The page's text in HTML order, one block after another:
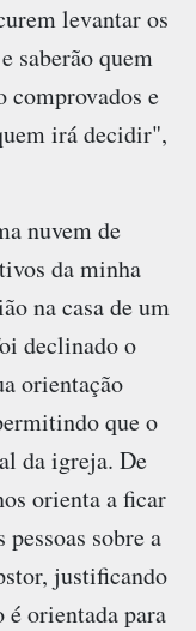
levantar os
saberão quem
comprovados e
irá decidir",
nuvem de
da minha
na casa de um
declinado o
orientação
que o
da igreja. De
orienta a ficar
sobre a
justificando
é orientada para